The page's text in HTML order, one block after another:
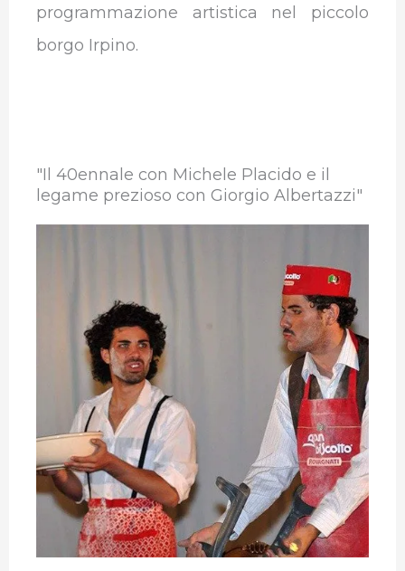
programmazione artistica nel piccolo
borgo Irpino.
"Il 40ennale con Michele Placido e il
legame prezioso con Giorgio Albertazzi"